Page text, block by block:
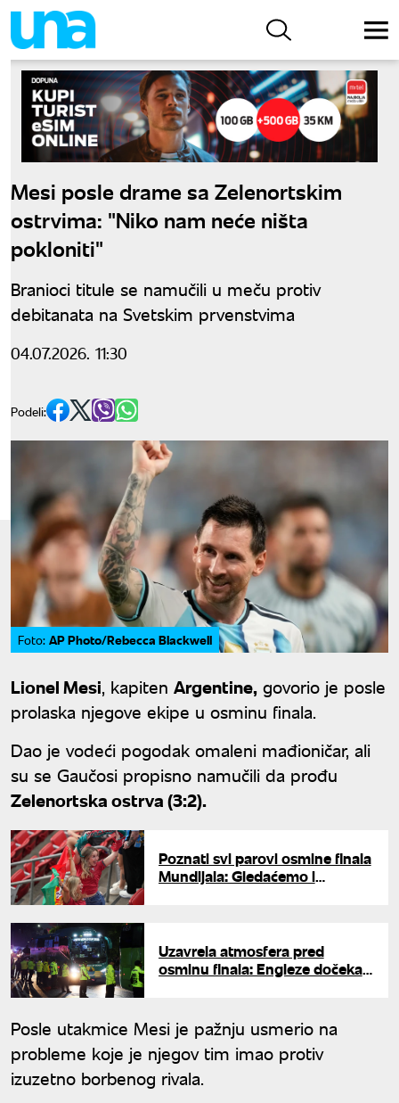
Mesi posle drame sa Zelenortskim
ostrvima: "Niko nam neće ništa
pokloniti"
Branioci titule se namučili u meču protiv
debitanata na Svetskim prvenstvima
04.07.2026. 11:30
Podeli:
Foto: AP Photo/Rebecca Blackwell
Lionel Mesi, kapiten Argentine, govorio je posle
prolaska njegove ekipe u osminu finala.
Dao je vodeći pogodak omaleni mađioničar, ali
su se Gaučosi propisno namučili da prođu
Zelenortska ostrva (3:2).
Poznati svi parovi osmine finala
Mundijala: Gledaćemo i
Uzavrela atmosfera pred
osminu finala: Engleze dočekali
Posle utakmice Mesi je pažnju usmerio na
probleme koje je njegov tim imao protiv
izuzetno borbenog rivala.